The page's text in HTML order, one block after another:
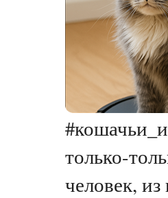
только-
человек,